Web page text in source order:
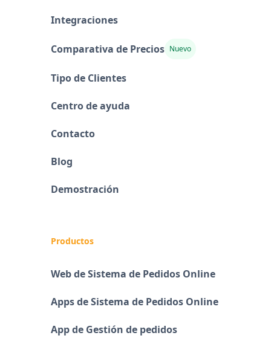
Integraciones
Comparativa de Precios Nuevo
Tipo de Clientes
Centro de ayuda
Contacto
Blog
Demostración
Productos
Web de Sistema de Pedidos Online
Apps de Sistema de Pedidos Online
App de Gestión de pedidos